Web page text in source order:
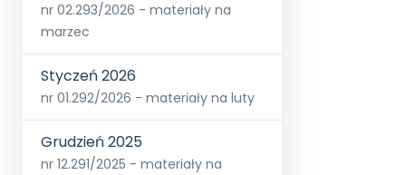
nr 02.293/2026 - materiały na
marzec
Styczeń 2026
nr 01.292/2026 - materiały na luty
Grudzień 2025
nr 12.291/2025 - materiały na